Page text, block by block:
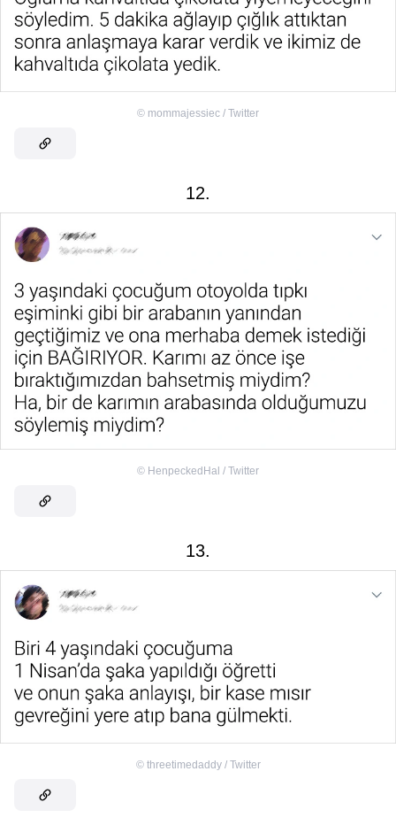
© mommajessiec / Twitter
12.
© HenpeckedHal / Twitter
13.
© threetimedaddy / Twitter